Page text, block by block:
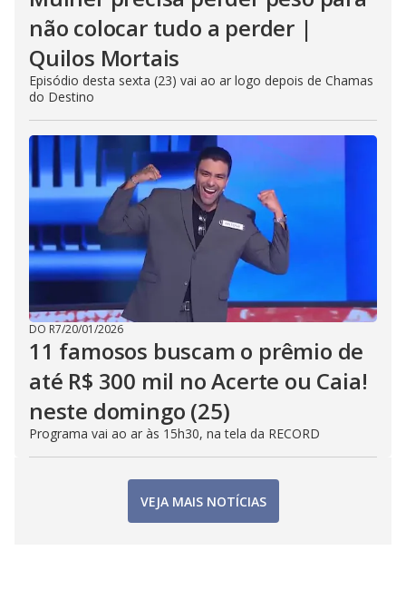
não colocar tudo a perder |
Quilos Mortais
Episódio desta sexta (23) vai ao ar logo depois de Chamas
do Destino
DO R7/20/01/2026
11 famosos buscam o prêmio de
até R$ 300 mil no Acerte ou Caia!
neste domingo (25)
Programa vai ao ar às 15h30, na tela da RECORD
VEJA MAIS NOTÍCIAS